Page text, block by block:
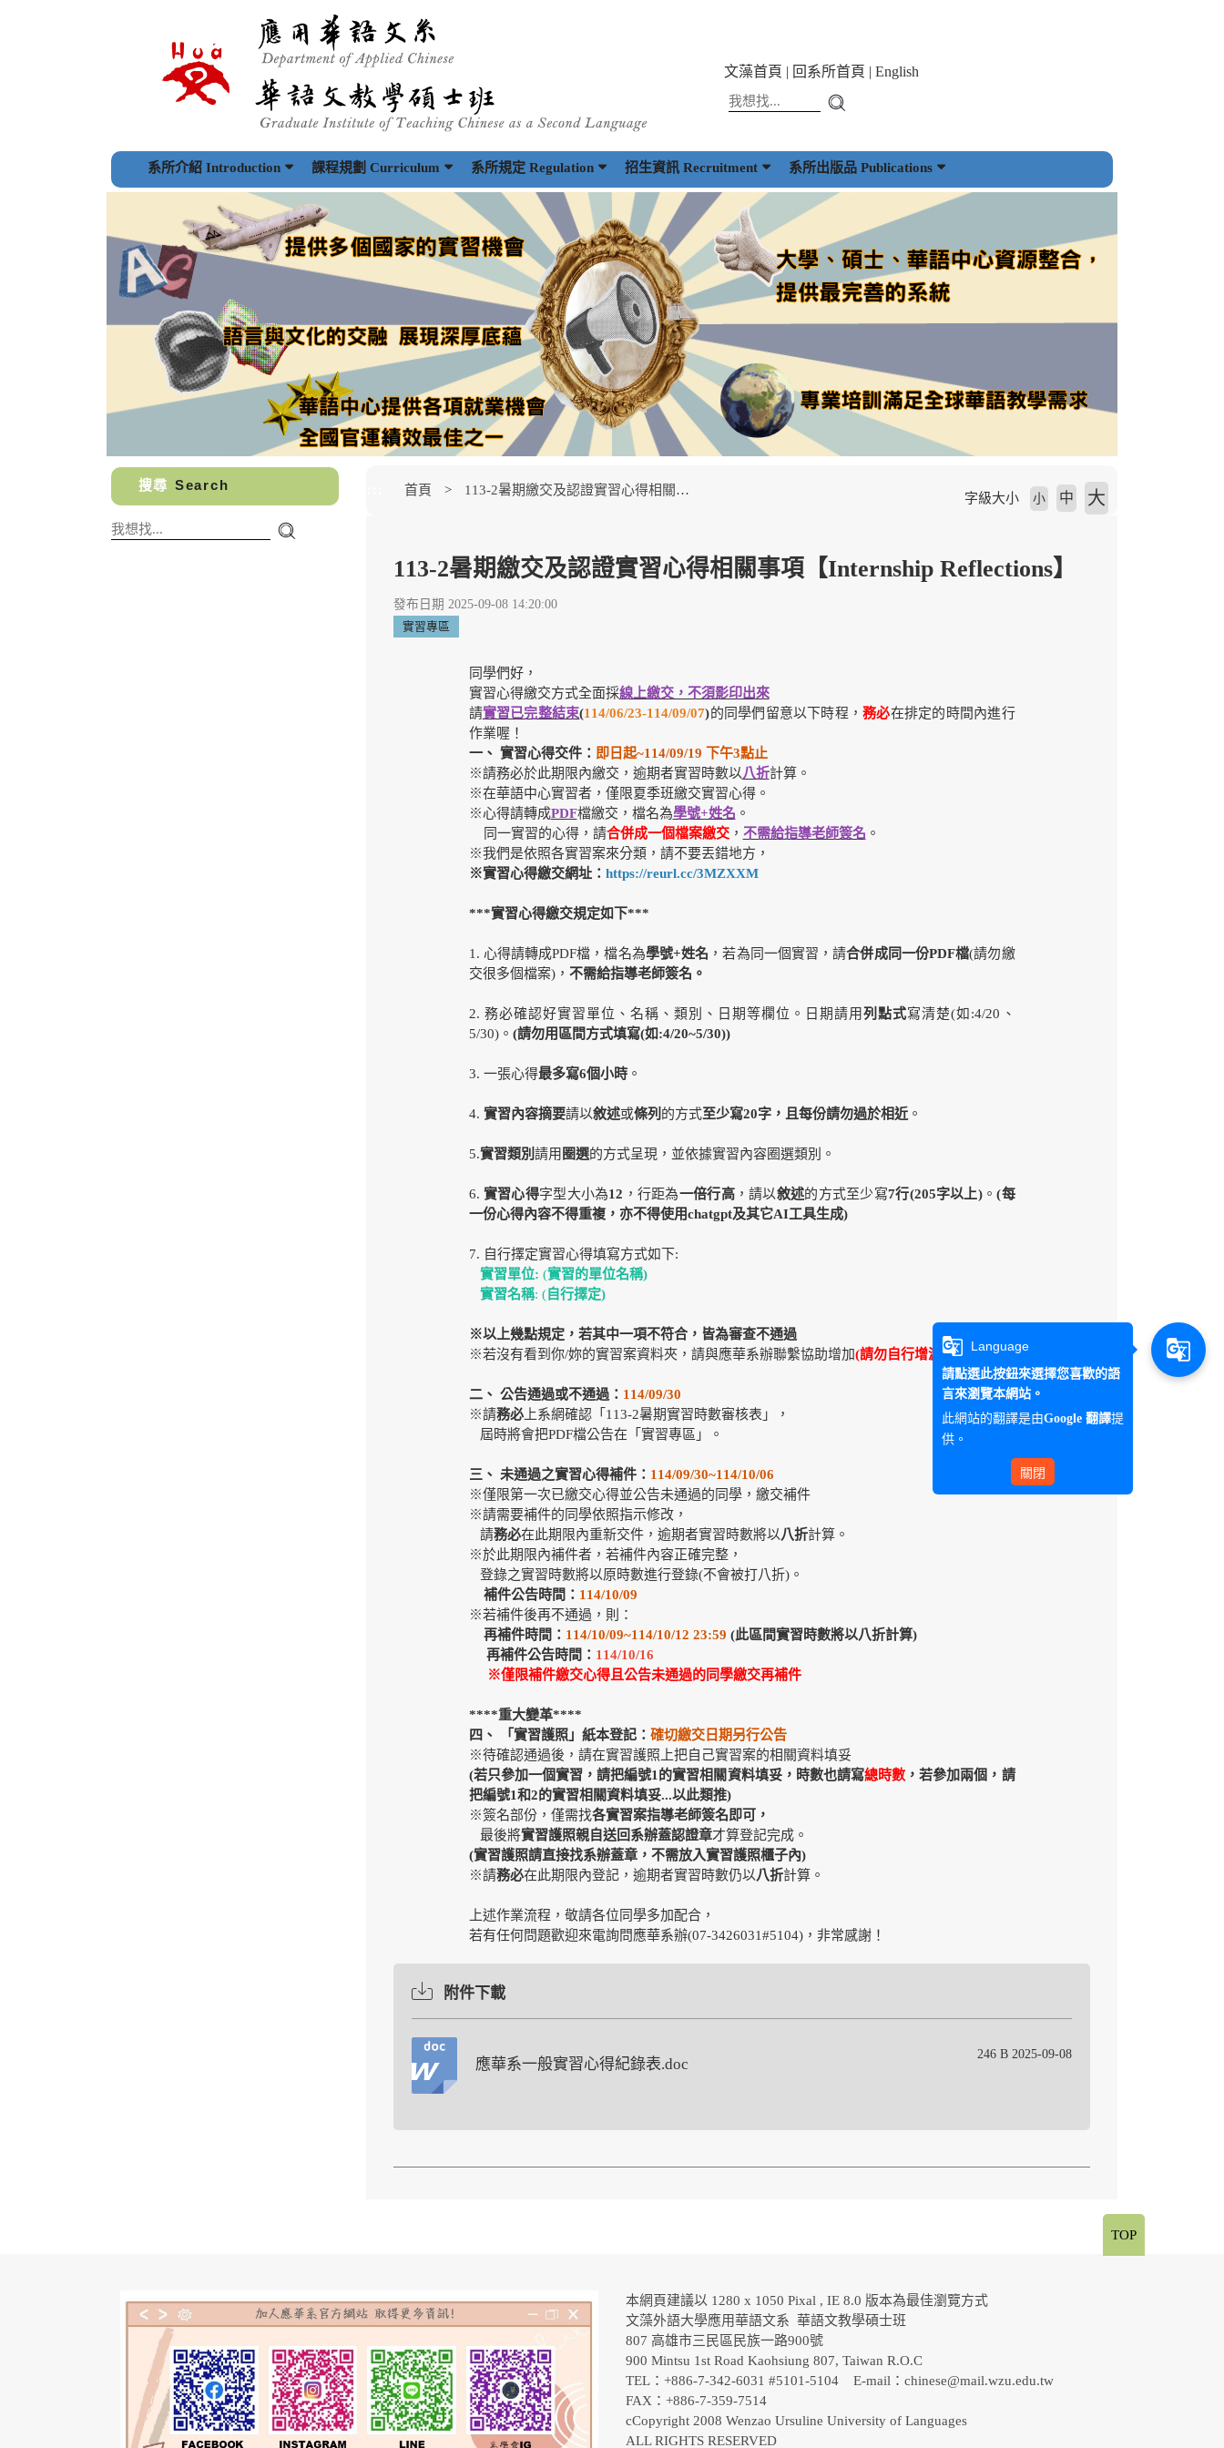
文藻首頁 回系所首頁 English
系所介紹 Introduction 課程規劃 Curriculum 系所規定 Regulation 招生資訊 Recruitment 系所出版品 Publications
搜尋 Search 首頁 113-2暑期繳交及認證實習心得相關事項【Internship Reflections】
字級大小 小 中 大
113-2暑期繳交及認證實習心得相關事項【Internship Reflections】
發布日期 2025-09-08 14:20:00
實習專區
同學們好，
實習心得繳交方式全面採線上繳交，不須影印出來
請實習已完整結束(114/06/23-114/09/07)的同學們留意以下時程，務必在排定的時間內進行
作業喔！
一、 實習心得交件： 即日起~114/09/19 下午3點止
※請務必於此期限內繳交，逾期者實習時數以八折計算。
※在華語中心實習者，僅限夏季班繳交實習心得。
※心得請轉成PDF檔繳交，檔名為學號+姓名 。
同一實習的心得，請合併成一個檔案繳交， 不需給指導老師簽名 。
※我們是依照各實習案來分類，請不要丟錯地方，
※實習心得繳交網址： https://reurl.cc/3MZXXM
***實習心得繳交規定如下***
1. 心得請轉成PDF檔，檔名為學號+姓名 ，若為同一個實習，請合併成同一份PDF檔(請勿繳
交很多個檔案)， 不需給指導老師簽名 。
2. 務必確認好實習單位、名稱、類別、日期等欄位。日期請用列點式寫清楚(如:4/20、
5/30)。 (請勿用區間方式填寫(如:4/20~5/30))
3. 一張心得最多寫6個小時。
4. 實習內容摘要請以敘述或條列 的方式至少寫20字，且每份請勿過於相近。
5.實習類別 請用 圈選的方式呈現，並依據實習內容圈選類別。
6. 實習心得字型大小為12 ，行距為一倍行高，請以敘述的方式至少寫7行(205字以上)。(每
一份心得內容不得重複， 亦不得使用chatgpt及其它AI工具生成)
7. 自行擇定實習心得填寫方式如下:
實習單位: (實習的單位名稱)
實習名稱: (自行擇定)
※以上幾點規定，若其中一項不符合，皆為審查不通過
※若沒有看到你/妳的實習案資料夾，請與應華系辦聯繫協助增加(請勿自行增減)
二、 公告通過或不通過： 114/09/30
※請務必上系網確認「113-2暑期實習時數審核表」，
屆時將會把PDF檔公告在「實習專區」。
三、 未通過之實習心得補件： 114/09/30~114/10/06
※僅限第一次已繳交心得並公告未通過的同學，繳交補件
※請需要補件的同學依照指示修改，
請務必在此期限內重新交件，逾期者實習時數將以八折計算。
※於此期限內補件者，若補件內容正確完整，
登錄之實習時數將以原時數進行登錄(不會被打八折)。
補件公告時間： 114/10/09
※若補件後再不通過，則：
再補件時間： 114/10/09~114/10/12 23:59 (此區間實習時數將以八折計算)
再補件公告時間： 114/10/16
※僅限補件繳交心得且公告未通過的同學繳交再補件
****重大變革****
四、
「實習護照」紙本登記： 確切繳交日期另行公告
※待確認通過後，請在實習護照上把自己實習案的相關資料填妥
(若只參加一個實習，請把編號1的實習相關資料填妥，時數也請寫總時數 ，若參加兩個，請
把編號1和2的實習相關資料填妥...以此類推)
※簽名部份，僅需找各實習案指導老師簽名即可，
最後將實習護照親自送回系辦蓋認證章才算登記完成。
(實習護照請直接找系辦蓋章，不需放入實習護照櫃子內)
※請務必在此期限內登記，逾期者實習時數仍以八折計算。
上述作業流程，敬請各位同學多加配合，
若有任何問題歡迎來電詢問應華系辦(07-3426031#5104)，非常感謝！
附件下載
應華系一般實習心得紀錄表.doc
246 B 2025-09-08
本網頁建議以 1280 x 1050 Pixal , IE 8.0 版本為最佳瀏覽方式
文藻外語大學應用華語文系 華語文教學碩士班
807 高雄市三民區民族一路900號
900 Mintsu 1st Road Kaohsiung 807, Taiwan R.O.C
TEL：+886-7-342-6031 #5101-5104 E-mail： chinese@mail.wzu.edu.tw
FAX：+886-7-359-7514
cCopyright 2008 Wenzao Ursuline University of Languages
ALL RIGHTS RESERVED
TOP
g_translate Language
請點選此按鈕來選擇您喜歡的語
言來瀏覽本網站。
此網站的翻譯是由Google 翻譯提
供。
關閉
g_translate